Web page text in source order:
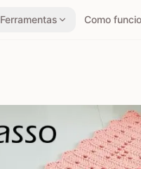
Ferramentas Como